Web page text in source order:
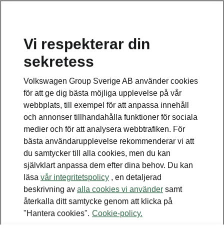
Vi respekterar din
sekretess
Volkswagen Group Sverige AB använder cookies
för att ge dig bästa möjliga upplevelse på vår
webbplats, till exempel för att anpassa innehåll
och annonser tillhandahålla funktioner för sociala
medier och för att analysera webbtrafiken. För
bästa användarupplevelse rekommenderar vi att
du samtycker till alla cookies, men du kan
självklart anpassa dem efter dina behov. Du kan
läsa vår integritetspolicy , en detaljerad
beskrivning av alla cookies vi använder samt
återkalla ditt samtycke genom att klicka på
"Hantera cookies". Cookie-policy.